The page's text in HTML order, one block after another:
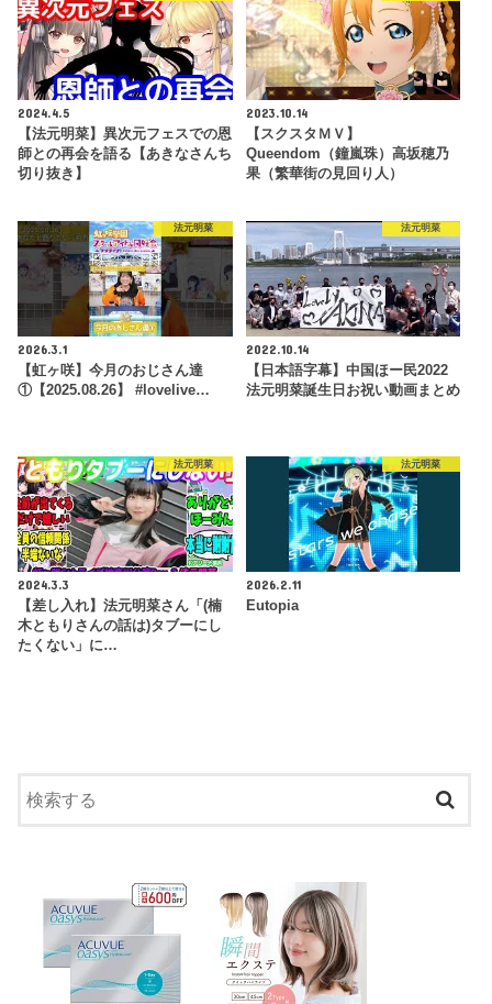
2024.4.5
【法元明菜】異次元フェスでの恩
師との再会を語る【あきなさんち
切り抜き】
2023.10.14
【スクスタＭＶ】
Queendom（鐘嵐珠）高坂穂乃
果（繁華街の見回り人）
法元明菜
2026.3.1
【虹ヶ咲】今月のおじさん達
①【2025.08.26】 #lovelive…
法元明菜
2022.10.14
【日本語字幕】中国ほー民2022
法元明菜誕生日お祝い動画まとめ
法元明菜
2024.3.3
【差し入れ】法元明菜さん「(楠
木ともりさんの話は)タブーにし
たくない」に…
法元明菜
2026.2.11
Eutopia